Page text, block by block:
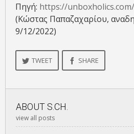
Πηγή: https://unboxholics.com/
(Κώστας Παπαζαχαρίου,
9/12/2022)
TWEET SHARE
ABOUT S.CH.
view all posts